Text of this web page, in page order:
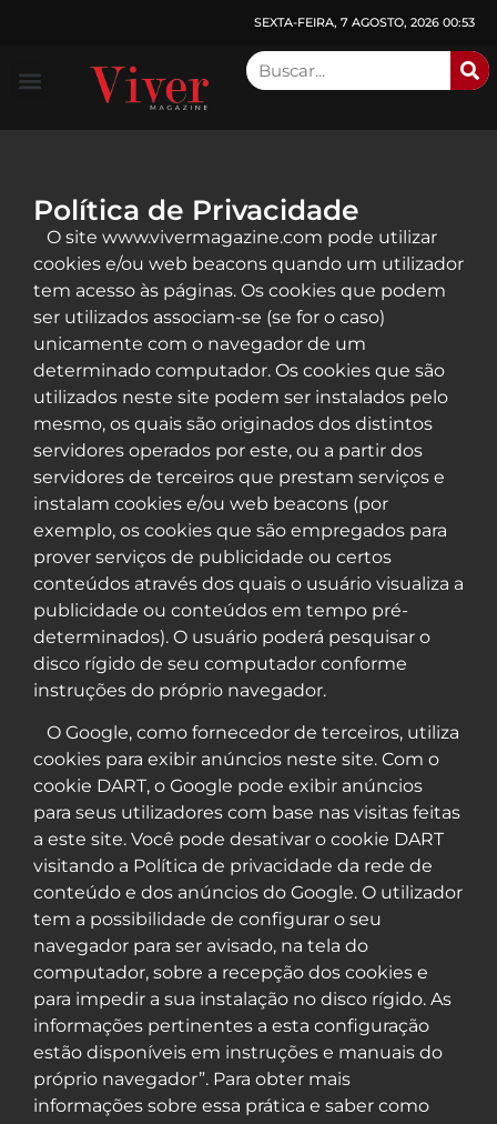
SEXTA-FEIRA, 7 AGOSTO, 2026 00:53
Política de Privacidade
O site www.vivermagazine.com pode utilizar
cookies e/ou web beacons quando um utilizador
tem acesso às páginas. Os cookies que podem
ser utilizados associam-se (se for o caso)
unicamente com o navegador de um
determinado computador. Os cookies que são
utilizados neste site podem ser instalados pelo
mesmo, os quais são originados dos distintos
servidores operados por este, ou a partir dos
servidores de terceiros que prestam serviços e
instalam cookies e/ou web beacons (por
exemplo, os cookies que são empregados para
prover serviços de publicidade ou certos
conteúdos através dos quais o usuário visualiza a
publicidade ou conteúdos em tempo pré-
determinados). O usuário poderá pesquisar o
disco rígido de seu computador conforme
instruções do próprio navegador.
O Google, como fornecedor de terceiros, utiliza
cookies para exibir anúncios neste site. Com o
cookie DART, o Google pode exibir anúncios
para seus utilizadores com base nas visitas feitas
a este site. Você pode desativar o cookie DART
visitando a Política de privacidade da rede de
conteúdo e dos anúncios do Google. O utilizador
tem a possibilidade de configurar o seu
navegador para ser avisado, na tela do
computador, sobre a recepção dos cookies e
para impedir a sua instalação no disco rígido. As
informações pertinentes a esta configuração
estão disponíveis em instruções e manuais do
próprio navegador”. Para obter mais
informações sobre essa prática e saber como